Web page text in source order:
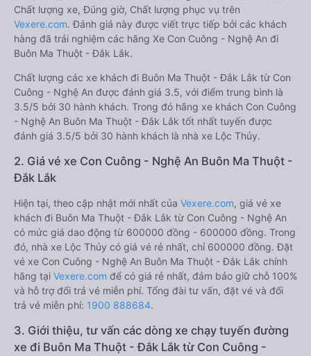
Chất lượng xe, Đúng giờ, Chất lượng phục vụ trên
Vexere.com. Đánh giá này được viết trực tiếp bởi các khách
hàng đã trải nghiệm các hãng Xe Con Cuông - Nghệ An đi
Buôn Ma Thuột - Đắk Lắk.
Chất lượng các xe khách đi Buôn Ma Thuột - Đắk Lắk từ Con
Cuông - Nghệ An được đánh giá 3.5, với điểm trung bình là
3.5/5 bởi 30 hành khách. Trong đó hãng xe khách Con Cuông
- Nghệ An Buôn Ma Thuột - Đắk Lắk tốt nhất tuyến được
đánh giá 3.5/5 bởi 30 hành khách là nhà xe Lộc Thủy.
2. Giá vé xe Con Cuông - Nghệ An Buôn Ma Thuột -
Đắk Lắk
Hiện tại, theo cập nhật mới nhất của Vexere.com, giá vé xe
khách đi Buôn Ma Thuột - Đắk Lắk từ Con Cuông - Nghệ An
có mức giá dao động từ 600000 đồng - 600000 đồng. Trong
đó, nhà xe Lộc Thủy có giá vé rẻ nhất, chỉ 600000 đồng. Đặt
vé xe Con Cuông - Nghệ An Buôn Ma Thuột - Đắk Lắk chính
hãng tại Vexere.com để có giá rẻ nhất, đảm bảo giữ chỗ 100%
và hỗ trợ đổi trả vé miễn phí. Tổng đài tư vấn, đặt vé và đổi
trả vé miễn phí: 1900 888684.
3. Giới thiệu, tư vấn các dòng xe chạy tuyến đường
xe đi Buôn Ma Thuột - Đắk Lắk từ Con Cuông -